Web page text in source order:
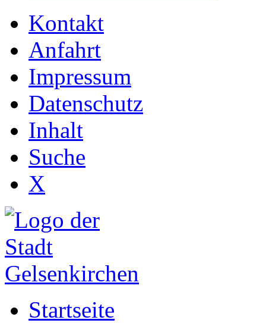
Kontakt
Anfahrt
Impressum
Datenschutz
Inhalt
Suche
X
Startseite